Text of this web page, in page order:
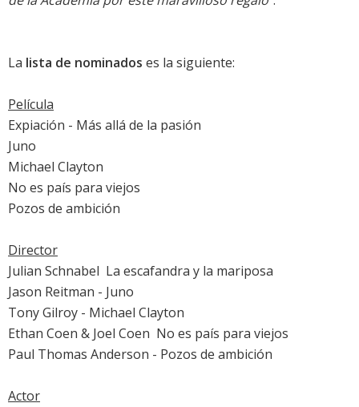
La lista de nominados es la siguiente:
Película
Expiación - Más allá de la pasión
Juno
Michael Clayton
No es país para viejos
Pozos de ambición
Director
Julian Schnabel  La escafandra y la mariposa
Jason Reitman - Juno
Tony Gilroy - Michael Clayton
Ethan Coen & Joel Coen  No es país para viejos
Paul Thomas Anderson - Pozos de ambición
Actor